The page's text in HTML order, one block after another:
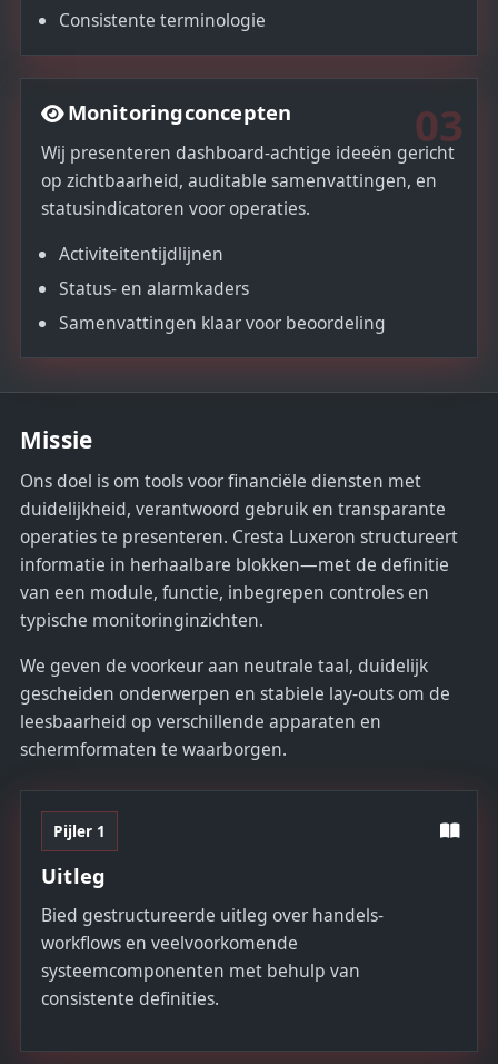
Consistente terminologie
03
Monitoringconcepten
Wij presenteren dashboard-achtige ideeën gericht
op zichtbaarheid, auditable samenvattingen, en
statusindicatoren voor operaties.
Activiteitentijdlijnen
Status- en alarmkaders
Samenvattingen klaar voor beoordeling
Missie
Ons doel is om tools voor financiële diensten met
duidelijkheid, verantwoord gebruik en transparante
operaties te presenteren. Cresta Luxeron structureert
informatie in herhaalbare blokken—met de definitie
van een module, functie, inbegrepen controles en
typische monitoringinzichten.
We geven de voorkeur aan neutrale taal, duidelijk
gescheiden onderwerpen en stabiele lay-outs om de
leesbaarheid op verschillende apparaten en
schermformaten te waarborgen.
Pijler 1
Uitleg
Bied gestructureerde uitleg over handels-
workflows en veelvoorkomende
systeemcomponenten met behulp van
consistente definities.